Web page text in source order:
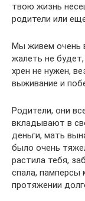
твою жизнь
родители или
Мы живем очень
жалеть не
хрен не нужен,
выживание и
Родители, они
вкладывают в
деньги, мать
было очень
растила тебя,
спала, памперсы
протяжении